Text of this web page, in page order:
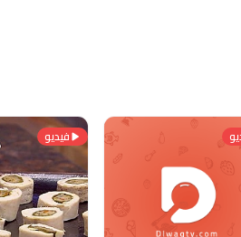
فيديو